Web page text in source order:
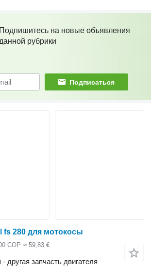
Подпишитесь на новые объявления
данной рубрики
Подписаться
fs 280 для мотокосы
COP ≈ 59,83 €
другая запчасть двигателя